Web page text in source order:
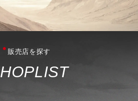
販売店を探す
HOPLIST